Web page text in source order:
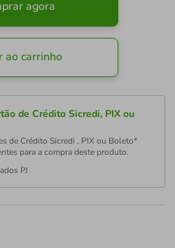
agora
ao carrinho
de Crédito Sicredi, PIX ou
de Crédito Sicredi , PIX ou Boleto*
para a compra deste produto.
PJ